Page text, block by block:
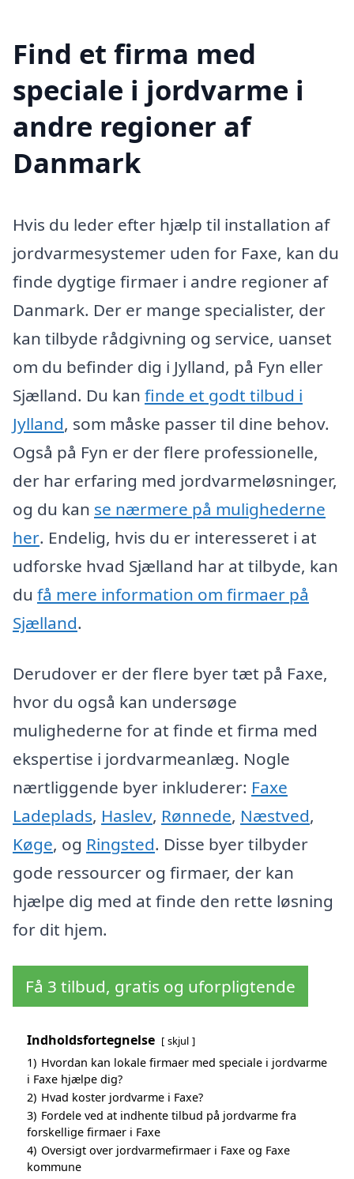
Find et firma med
speciale i jordvarme i
andre regioner af
Danmark
Hvis du leder efter hjælp til installation af
jordvarmesystemer uden for Faxe, kan du
finde dygtige firmaer i andre regioner af
Danmark. Der er mange specialister, der
kan tilbyde rådgivning og service, uanset
om du befinder dig i Jylland, på Fyn eller
Sjælland. Du kan finde et godt tilbud i
Jylland, som måske passer til dine behov.
Også på Fyn er der flere professionelle,
der har erfaring med jordvarmeløsninger,
og du kan se nærmere på mulighederne
her. Endelig, hvis du er interesseret i at
udforske hvad Sjælland har at tilbyde, kan
du få mere information om firmaer på
Sjælland.
Derudover er der flere byer tæt på Faxe,
hvor du også kan undersøge
mulighederne for at finde et firma med
ekspertise i jordvarmeanlæg. Nogle
nærtliggende byer inkluderer: Faxe
Ladeplads, Haslev, Rønnede, Næstved,
Køge, og Ringsted. Disse byer tilbyder
gode ressourcer og firmaer, der kan
hjælpe dig med at finde den rette løsning
for dit hjem.
Få 3 tilbud, gratis og uforpligtende
Indholdsfortegnelse skjul
1) Hvordan kan lokale firmaer med speciale i jordvarme
i Faxe hjælpe dig?
2) Hvad koster jordvarme i Faxe?
3) Fordele ved at indhente tilbud på jordvarme fra
forskellige firmaer i Faxe
4) Oversigt over jordvarmefirmaer i Faxe og Faxe
kommune